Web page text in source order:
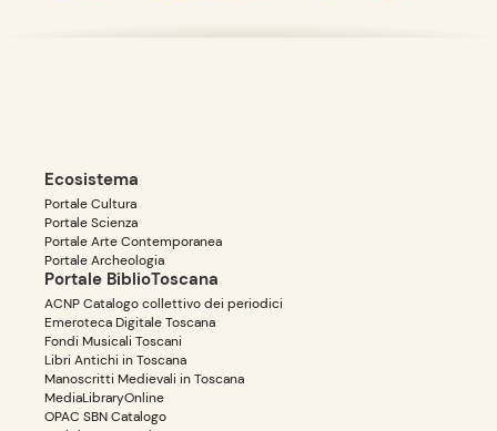
Ecosistema
Portale Cultura
Portale Scienza
Portale Arte Contemporanea
Portale Archeologia
Portale BiblioToscana
ACNP Catalogo collettivo dei periodici
Emeroteca Digitale Toscana
Fondi Musicali Toscani
Libri Antichi in Toscana
Manoscritti Medievali in Toscana
MediaLibraryOnline
OPAC SBN Catalogo